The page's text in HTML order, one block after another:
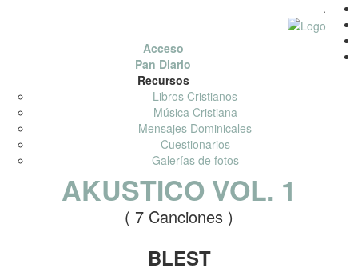
.
Acceso
Pan Diario
Recursos
Libros Cristianos
Música Cristiana
Mensajes Dominicales
Cuestionarios
Galerías de fotos
AKUSTICO VOL. 1
( 7 Canciones )
BLEST